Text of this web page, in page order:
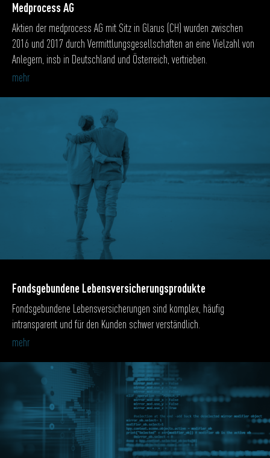
Medprocess AG
Aktien der medprocess AG mit Sitz in Glarus (CH) wurden zwischen
2016 und 2017 durch Vermittlungsgesellschaften an eine Vielzahl von
Anlegern, insb in Deutschland und Österreich, vertrieben.
mehr
Fondsgebundene Lebensversicherungsprodukte
Fondsgebundene Lebensversicherungen sind komplex, häufig
intransparent und für den Kunden schwer verständlich.
mehr